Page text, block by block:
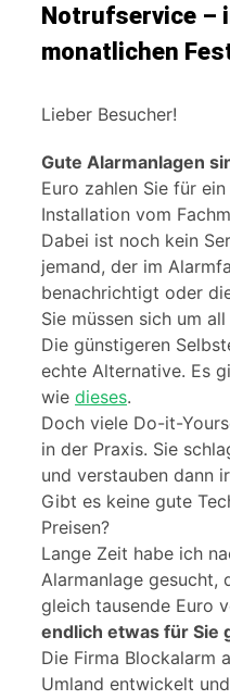
Notrufservice –
monatlichen
Lieber Besucher!
Gute Alarmanlagen
Euro zahlen Sie für
Installation vom
Dabei ist noch kein
jemand, der im
benachrichtigt oder
Sie müssen sich um
Die günstigeren
echte Alternative. Es
wie dieses.
Doch viele Do-it-
in der Praxis. Sie
und verstauben dann
Gibt es keine gute
Preisen?
Lange Zeit habe ich
Alarmanlage gesucht,
gleich tausende Euro
endlich etwas für Sie
Die Firma Blockalarm
Umland entwickelt